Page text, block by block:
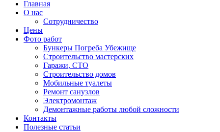
Главная
О нас
Сотрудничество
Цены
Фото работ
Бункеры Погреба Убежище
Строительство мастерских
Гаражи, СТО
Строительство домов
Мобильные туалеты
Ремонт санузлов
Электромонтаж
Демонтажные работы любой сложности
Контакты
Полезные статьи